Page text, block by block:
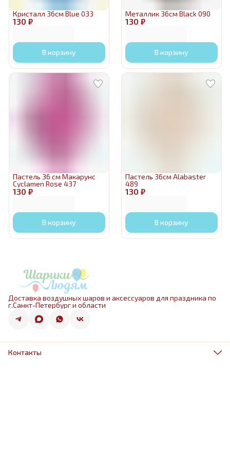
130 ₽
Кристалл 36см Blue 033
В корзину
130 ₽
Металлик 36см Black 090
В корзину
130 ₽
Пастель 36 см Макарунс
Cyclamen Rose 437
В корзину
130 ₽
Пастель 36см Alabaster
489
В корзину
Доставка воздушных шаров и аксессуаров для праздника по
г.Санкт-Петербург и области
Контакты